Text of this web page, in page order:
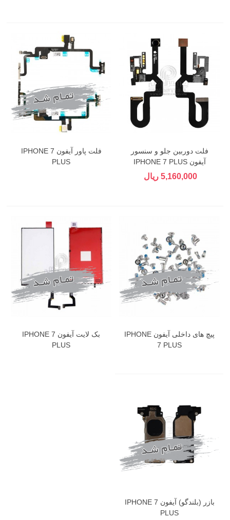
فلت دوربین جلو و سنسور
آیفون IPHONE 7 PLUS
5,160,000 ریال
فلت پاور آیفون IPHONE 7
PLUS
پیچ های داخلی آیفون IPHONE
7 PLUS
بک لایت آیفون IPHONE 7
PLUS
بازر (بلندگو) آیفون IPHONE 7
PLUS